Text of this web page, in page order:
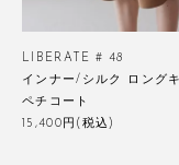
LIBERATE # 48
インナー/シルク ロング
ペチコート
15,400円(税込)